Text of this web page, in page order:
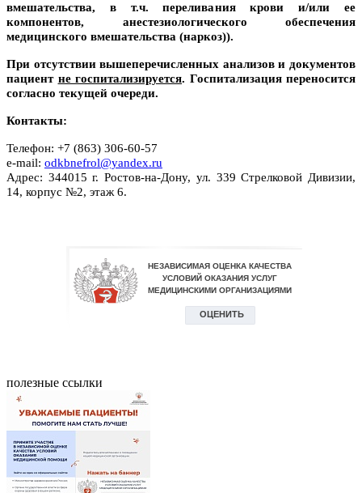
вмешательства, в т.ч. переливания крови и/или ее
компонентов, анестезиологического обеспечения
медицинского вмешательства (наркоз)).
При отсутствии вышеперечисленных анализов и документов
пациент не госпитализируется. Госпитализация переносится
согласно текущей очереди.
Контакты:
Телефон: +7 (863) 306-60-57
e-mail: odkbnefrol@yandex.ru
Адрес: 344015 г. Ростов-на-Дону, ул. 339 Стрелковой Дивизии,
14, корпус №2, этаж 6.
полезные ссылки